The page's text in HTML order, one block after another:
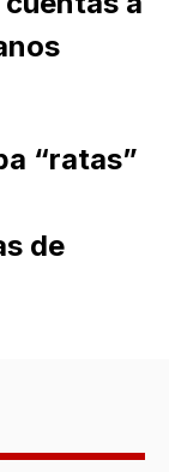
“ratas”
de